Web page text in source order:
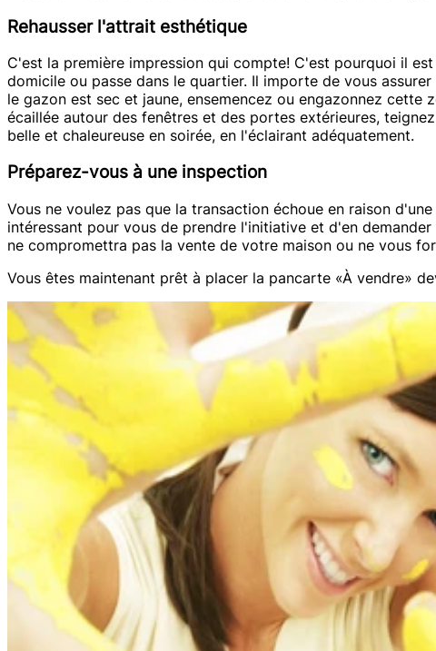
Rehausser l'attrait esthétique
C'est la première impression qui compte! C'est pourquoi il
domicile ou passe dans le quartier. Il importe de vous
le gazon est sec et jaune, ensemencez ou engazonnez
écaillée autour des fenêtres et des portes extérieures,
belle et chaleureuse en soirée, en l'éclairant adéquatement.
Préparez-vous à une inspection
Vous ne voulez pas que la transaction échoue en raison
intéressant pour vous de prendre l'initiative et d'en
ne compromettra pas la vente de votre maison ou ne vous
Vous êtes maintenant prêt à placer la pancarte «À vendre»